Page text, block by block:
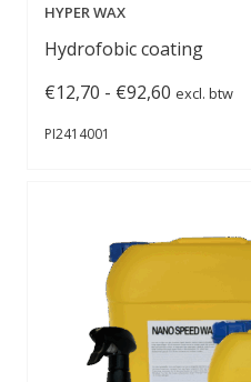
HYPER WAX
Hydrofobic coating
€12,70 - €92,60 Prijsklasse:
excl. btw
PI2414001